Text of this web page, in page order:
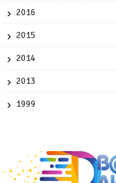
2016
2015
2014
2013
1999